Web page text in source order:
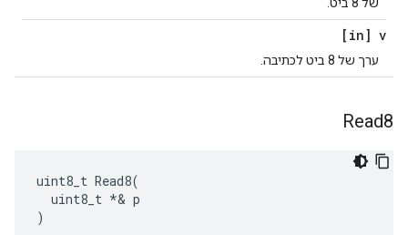
[in] v
ערך של 8 ביט לכתיבה.
Read8
uint8_t Read8(
  uint8_t *& p
)